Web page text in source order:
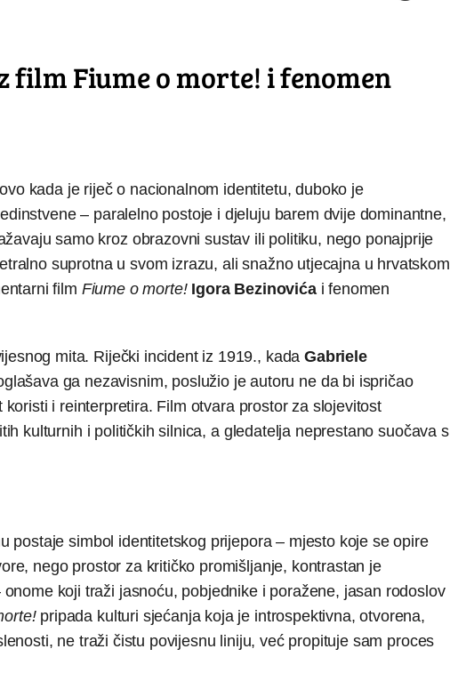
Fiume o morte! i fenomen
kada je riječ o nacionalnom identitetu, duboko je
– paralelno postoje i djeluju barem dvije dominantne,
samo kroz obrazovni sustav ili politiku, nego ponajprije
suprotna u svom izrazu, ali snažno utjecajna u hrvatskom
film Fiume o morte! Igora Bezinovićai fenomen
mita. Riječki incident iz 1919., kadaGabriele
ga nezavisnim, poslužio je autoru ne da bi ispričao
i reinterpretira. Film otvara prostor za slojevitost
kulturnih i političkih silnica, a gledatelja neprestano suočava s
postaje simbol identitetskog prijepora – mjesto koje se opire
nego prostor za kritičko promišljanje, kontrastan je
koji traži jasnoću, pobjednike i poražene, jasan rodoslov
pripada kulturi sjećanja koja je introspektivna, otvorena,
ne traži čistu povijesnu liniju, već propituje sam proces